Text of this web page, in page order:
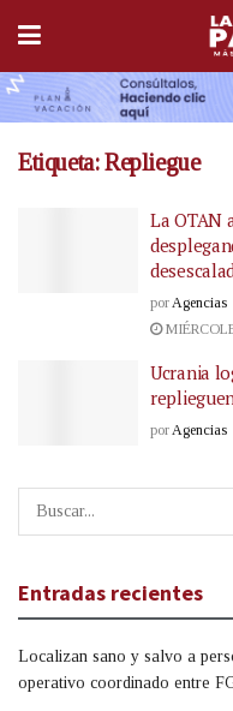
Etiqueta:Repliegue
La OTAN
por Agencias
Ucrania
por Agencias
Entradas recientes
Localizan sano y salvo a
operativo coordinado entre